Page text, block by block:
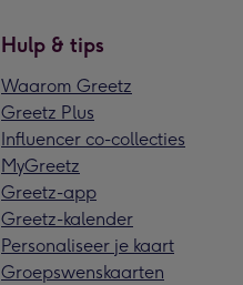
Hulp & tips
Waarom Greetz
Greetz Plus
Influencer co-collecties
MyGreetz
Greetz-app
Greetz-kalender
Personaliseer je kaart
Groepswenskaarten